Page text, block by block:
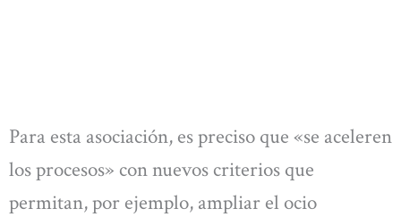
Para esta asociación, es preciso que «se aceleren
los procesos» con nuevos criterios que
permitan, por ejemplo, ampliar el ocio